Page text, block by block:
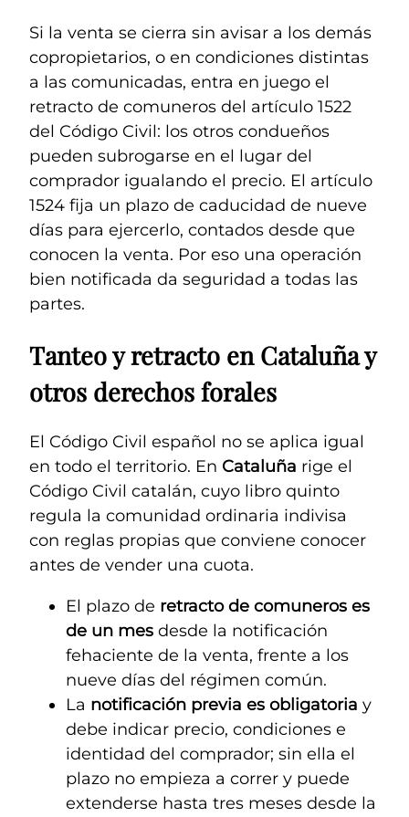
Si la venta se cierra sin avisar a los demás
copropietarios, o en condiciones distintas
a las comunicadas, entra en juego el
retracto de comuneros del artículo 1522
del Código Civil: los otros condueños
pueden subrogarse en el lugar del
comprador igualando el precio. El artículo
1524 fija un plazo de caducidad de nueve
días para ejercerlo, contados desde que
conocen la venta. Por eso una operación
bien notificada da seguridad a todas las
partes.
Tanteo y retracto en Cataluña y
otros derechos forales
El Código Civil español no se aplica igual
en todo el territorio. En Cataluña rige el
Código Civil catalán, cuyo libro quinto
regula la comunidad ordinaria indivisa
con reglas propias que conviene conocer
antes de vender una cuota.
El plazo de retracto de comuneros es
de un mes desde la notificación
fehaciente de la venta, frente a los
nueve días del régimen común.
La notificación previa es obligatoria y
debe indicar precio, condiciones e
identidad del comprador; sin ella el
plazo no empieza a correr y puede
extenderse hasta tres meses desde la